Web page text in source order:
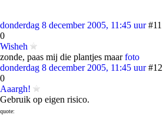
donderdag 8 december 2005, 11:45 uur #11
0
Wisheh
zonde, paas mij die plantjes maarfoto
donderdag 8 december 2005, 11:45 uur #12
0
Aaargh!
Gebruik op eigen risico.
quote: